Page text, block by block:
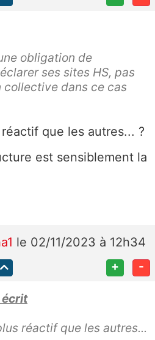
obligation de
ses sites HS, pas
dans ce cas
que les autres... ?
est sensiblement la
le 02/11/2023 à 12h34
+ -
écrit
réactif que les autres...